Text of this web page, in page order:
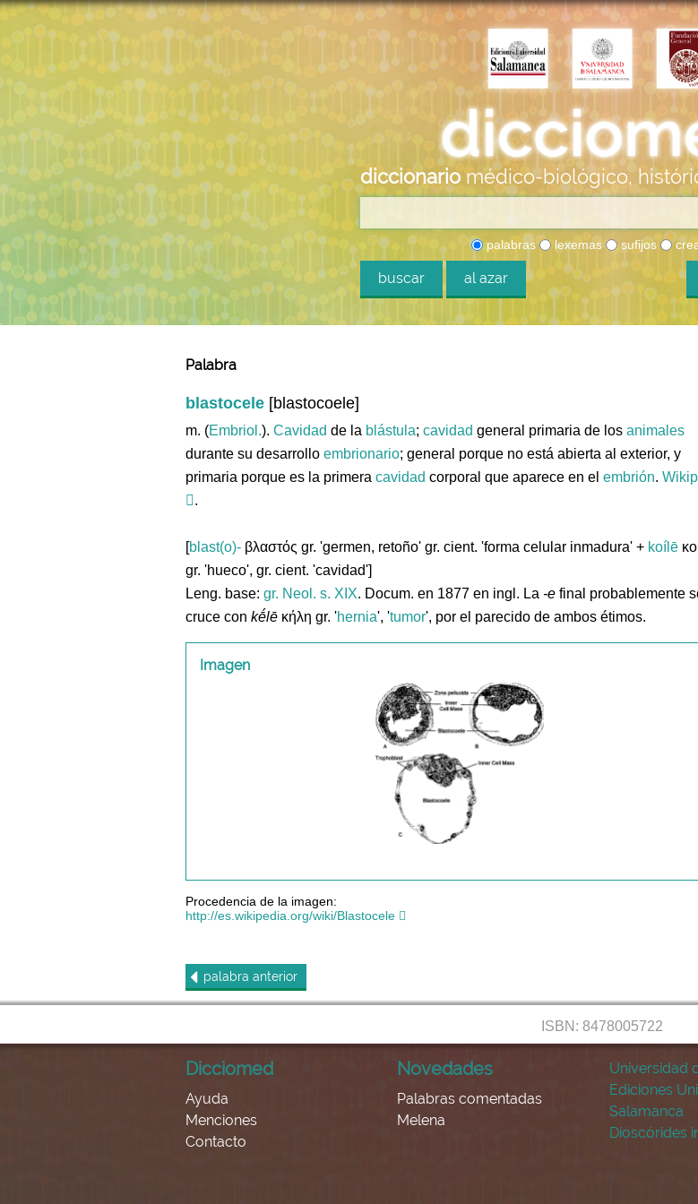
diccionario médico-biológico,
palabras lexemas sufijos
buscar al azar
Palabra
blastocele [blastocoele]
m. (Embriol.). Cavidad de la blástula; cavidad general primaria de los animales
durante su desarrollo embrionario; general porque no está abierta al exterior, y
primaria porque es la primera cavidad corporal que aparece en el embrión.
.
[blast(o)- βλαστός gr. 'germen, retoño' gr. cient. 'forma celular inmadura' + koílē
gr. 'hueco', gr. cient. 'cavidad']
Leng. base: gr. Neol. s. XIX. Docum. en 1877 en ingl. La -e final probablemente
cruce con kḗlē κήλη gr. 'hernia', 'tumor', por el parecido de ambos étimos.
Imagen
Procedencia de la imagen:
http://es.wikipedia.org/wiki/Blastocele
palabra anterior
ISBN: 8478005722
Dicciomed
Ayuda
Menciones
Contacto
Novedades
Palabras comentadas
Melena
Universidad
Ediciones
Salamanca
Dioscórides